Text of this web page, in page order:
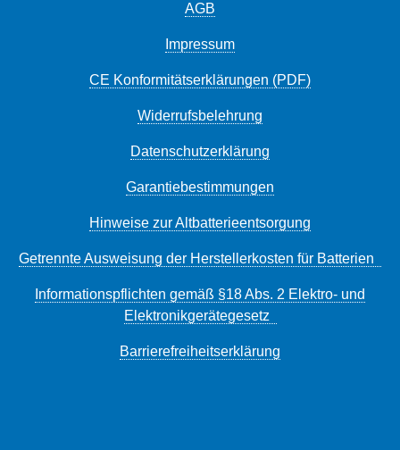
AGB
Impressum
CE Konformitätserklärungen (PDF)
Widerrufsbelehrung
Datenschutzerklärung
Garantiebestimmungen
Hinweise zur Altbatterieentsorgung
Getrennte Ausweisung der Herstellerkosten für Batterien
Informationspflichten gemäß §18 Abs. 2 Elektro- und
Elektronikgerätegesetz
Barrierefreiheitserklärung